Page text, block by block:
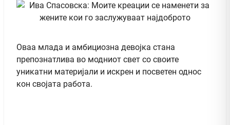
Оваа млада и амбициозна девојка стана
препознатлива во модниот свет со своите
уникатни материјали и искрен и посветен однос
кон својата работа.